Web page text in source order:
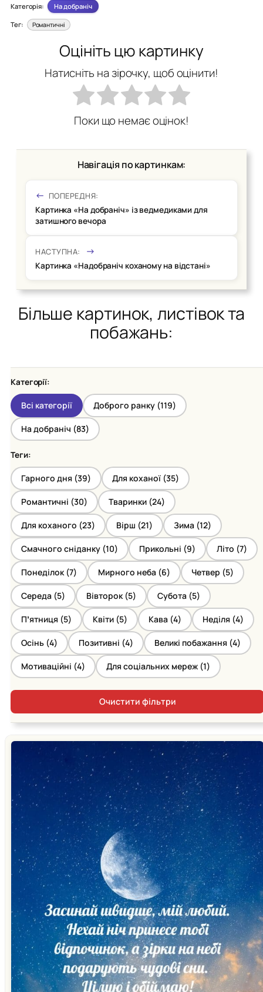
Категорія: На добраніч
Тег: Романтичні
Оцініть цю картинку
Натисніть на зірочку, щоб оцінити!
Поки що немає оцінок!
Навігація по картинкам:
ПОПЕРЕДНЯ:
Картинка «На добраніч» із ведмедиками для
затишного вечора
НАСТУПНА:
Картинка «Надобраніч коханому на відстані»
Більше картинок, листівок та
побажань:
Категорії:
Всі категорії Доброго ранку (119)
На добраніч (83)
Теги:
Гарного дня (39) Для коханої (35)
Романтичні (30) Тваринки (24)
Для коханого (23) Вірш (21) Зима (12)
Смачного сніданку (10) Прикольні (9) Літо (7)
Понеділок (7) Мирного неба (6) Четвер (5)
Середа (5) Вівторок (5) Субота (5)
Пʼятниця (5) Квіти (5) Кава (4) Неділя (4)
Осінь (4) Позитивні (4) Великі побажання (4)
Мотиваційні (4) Для соціальних мереж (1)
Очистити фільтри